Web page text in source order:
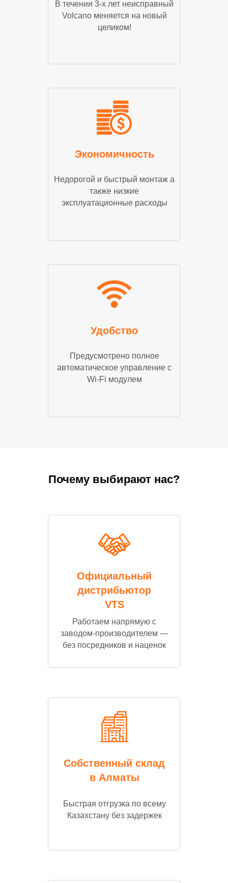
Экономичность
Удобство
В течении 3-х лет неисправный
Volcano меняется на новый
целиком!
Недорогой и быстрый монтаж а
также низкие
эксплуатационные расходы
Предусмотрено полное
автоматическое управление с
Wi-Fi модулем
Почему выбирают нас?
Официальный
дистрибьютор
VTS
Собственный склад
в Алматы
Работаем напрямую с
заводом-производителем —
без посредников и наценок
Быстрая отгрузка по всему
Казахстану без задержек